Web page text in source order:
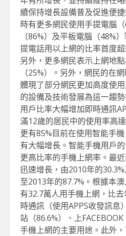
續保持增長設備普及促進便
時有更多網民使用手提電腦
（86%）及平板電腦（48%
提電話用以上網的比率首度
另外，更多網民表示上網地
（25%）。另外，網民的在
體現了部分網民更加高度使
的設備及技術發展為這一趨
用戶比率大幅增加即時通訊
滿12歲的居民中的使用率高
更有85%目前在使用智能手機
有大幅增長。智能手機用戶
更高比率的手機上網率。最
迅速增長，由2010年的
至2013年的87.7%。根據本
有32.7萬人用手機上網，比
時通訊（使用APPS收發訊息
站（86.6%）、上
手機上網的主要用途。此外